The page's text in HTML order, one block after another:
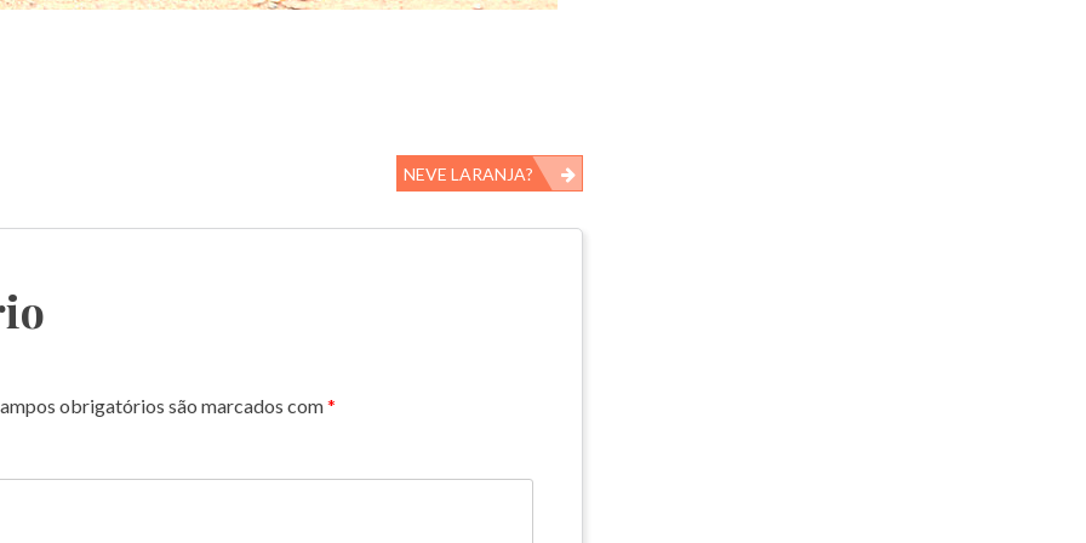
NEVE LARANJA?
obrigatórios são marcados com*